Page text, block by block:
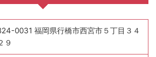
0031 福岡県行橋市西宮市５丁目３４
９